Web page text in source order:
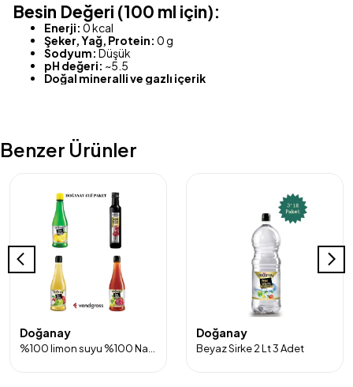
Besin Değeri (100 ml için):
Enerji: 0 kcal
Şeker, Yağ, Protein: 0 g
Sodyum: Düşük
pH değeri: ~5.5
Doğal mineralli ve gazlı içerik
Benzer Ürünler
Doğanay Doğanay
Beyaz Sirke 2 Lt 3 Adet